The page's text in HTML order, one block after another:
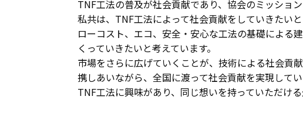
TNF工法の普及が社会貢献であり、協会のミッション
私共は、TNF工法によって社会貢献をしていきたい
ローコスト、エコ、安全・安心な工法の基礎による
くっていきたいと考えています。
市場をさらに広げていくことが、技術による社会貢
携しあいながら、全国に渡って社会貢献を実現してい
TNF工法に興味があり、同じ想いを持っていただけ